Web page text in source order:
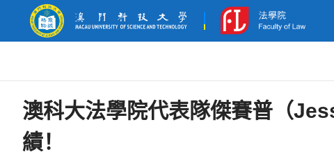
澳科大法學院代表隊傑賽普（
績！